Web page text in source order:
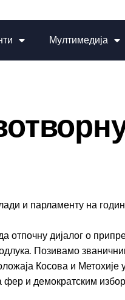
Мултимедија
и парламенту на
отпочну дијалог о
Позивамо
Косова и
и демократским